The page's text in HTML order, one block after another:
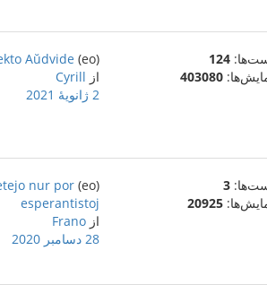
124
403080
(eo)
Aŭdvide
از Cyrill
2 ژانویهٔ 2021
3
20925
(eo)
nur por
esperantistoj
از Frano
28 دسامبر 2020